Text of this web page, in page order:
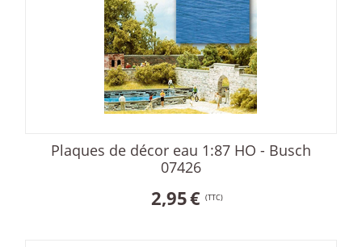
Plaques de décor eau 1:87 HO - Busch
07426
2,95€ (TTC)